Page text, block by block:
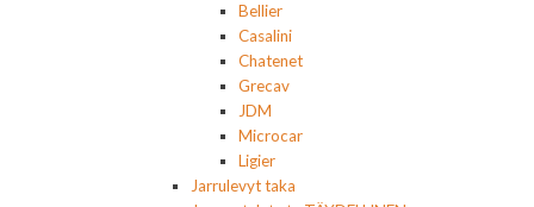
Bellier
Casalini
Chatenet
Grecav
JDM
Microcar
Ligier
Jarrulevyt taka